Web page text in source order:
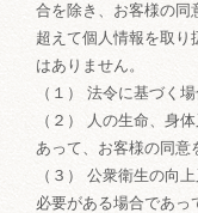
合を除き、お客様の同
超えて個人情報を取り
はありません。
（１） 法令に基づく
（２） 人の生命、身
あって、お客様の同意
（３） 公衆衛生の向
必要がある場合であっ